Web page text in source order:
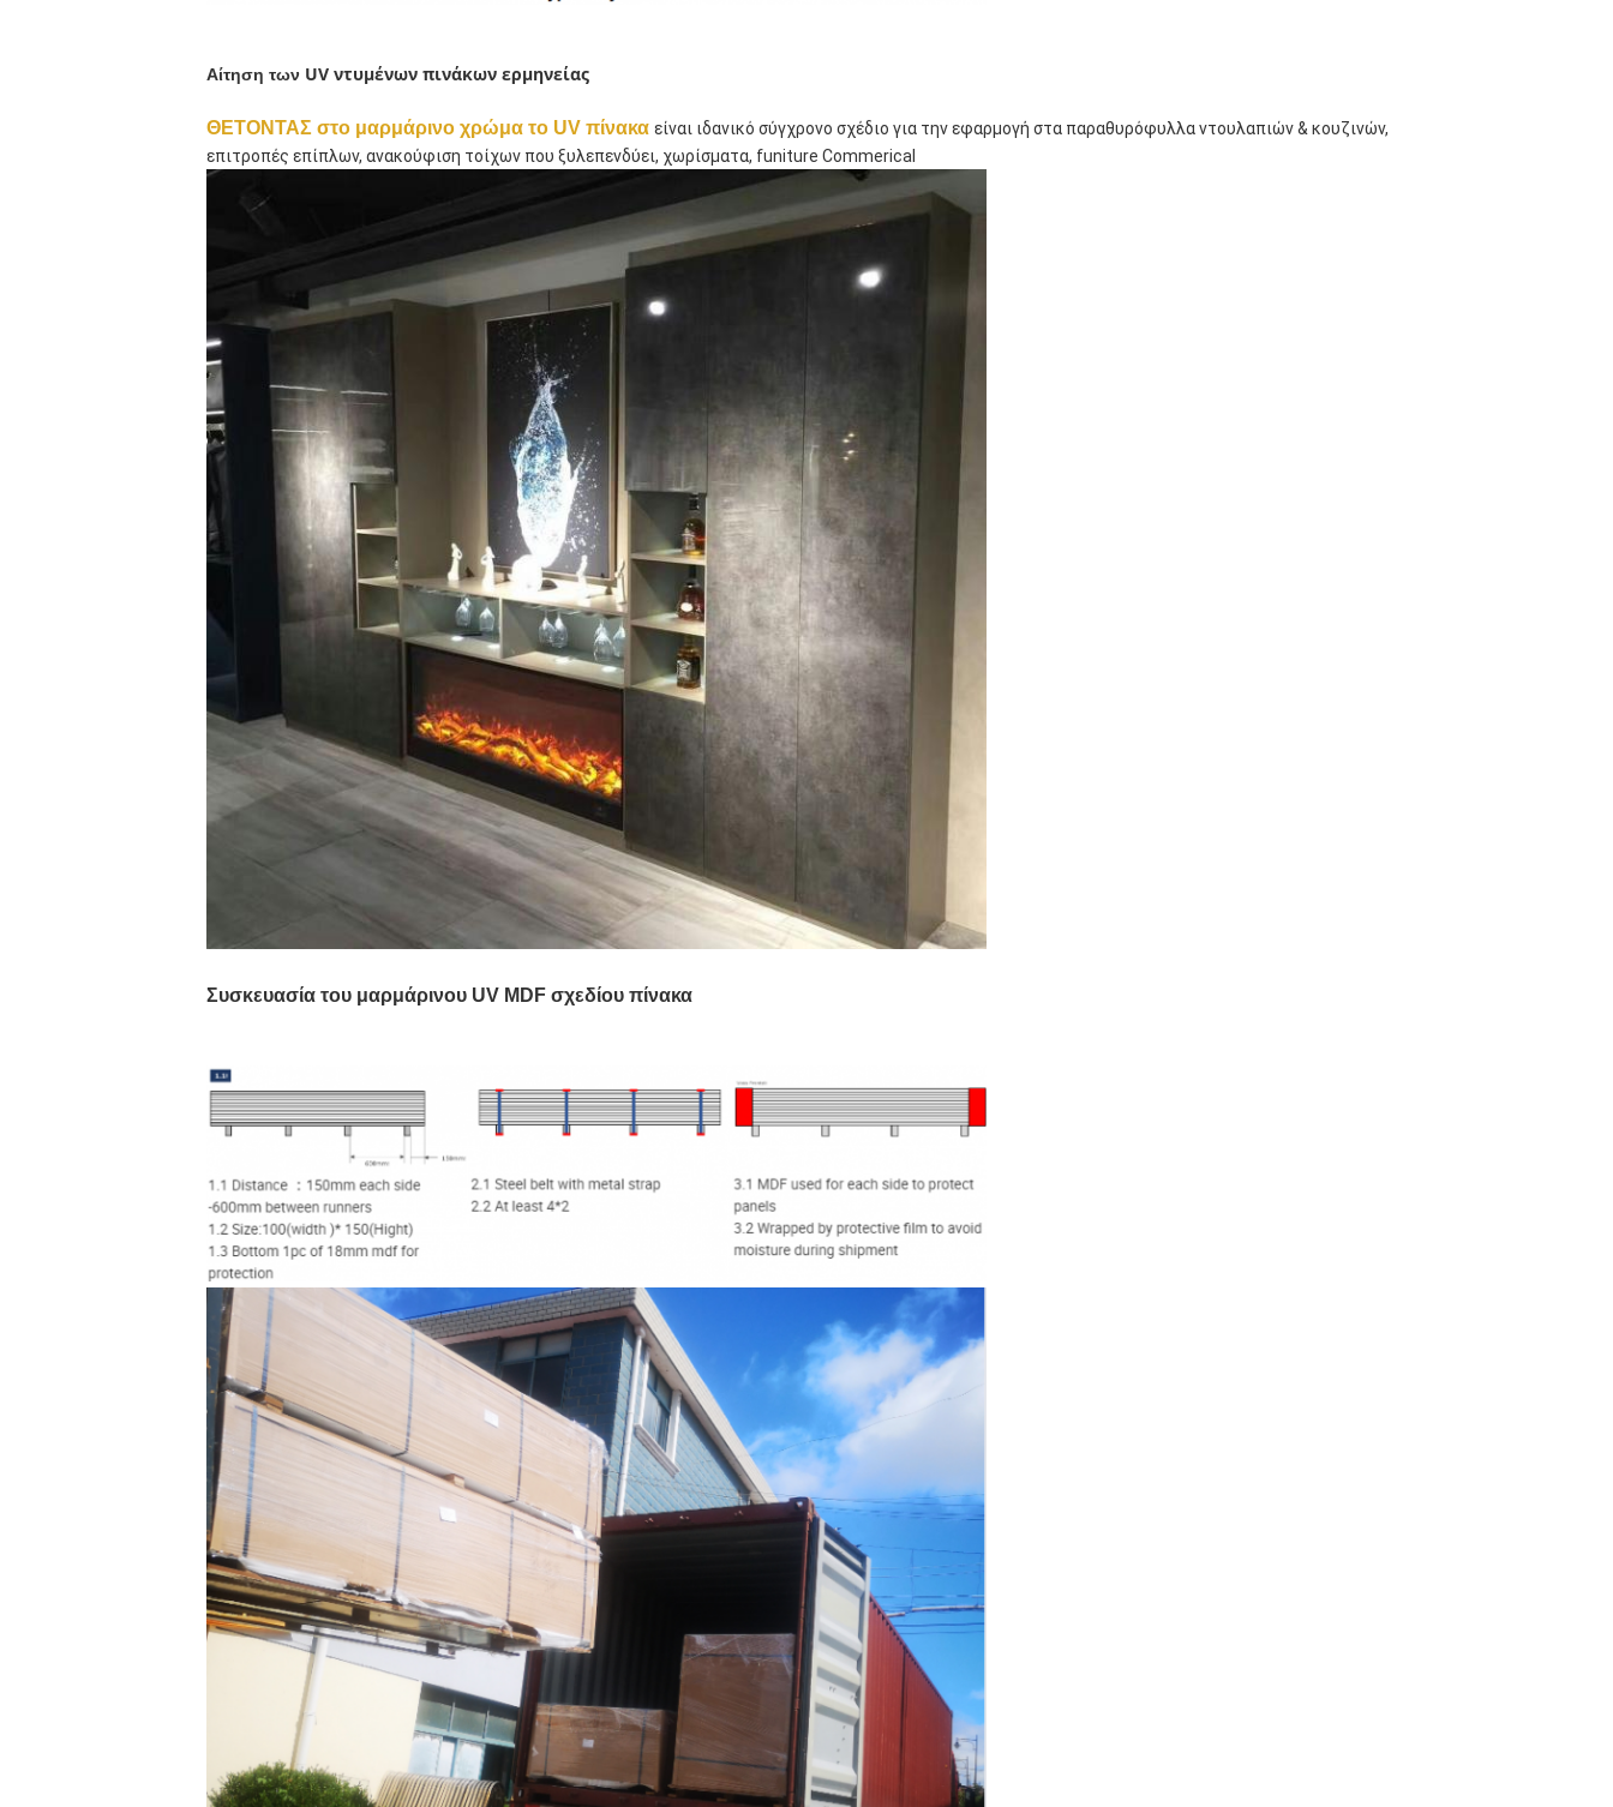
Αίτηση των UV ντυμένων πινάκων ερμηνείας
ΘΕΤΟΝΤΑΣ στο μαρμάρινο χρώμα το UV πίνακα είναι ιδανικό σύγχρονο σχέδιο για την εφαρμογή στα παραθυρόφυλλα ντουλαπιών & κουζινών,
επιτροπές επίπλων, ανακούφιση τοίχων που ξυλεπενδύει, χωρίσματα, funiture Commerical
Συσκευασία του μαρμάρινου UV MDF σχεδίου πίνακα